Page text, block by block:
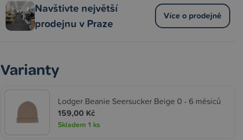
Navštivte největší
prodejnu v Praze
Více o prodejně
Varianty
Lodger Beanie Seersucker Beige 0 - 6 měsíců
159,00 Kč
Skladem 1 ks